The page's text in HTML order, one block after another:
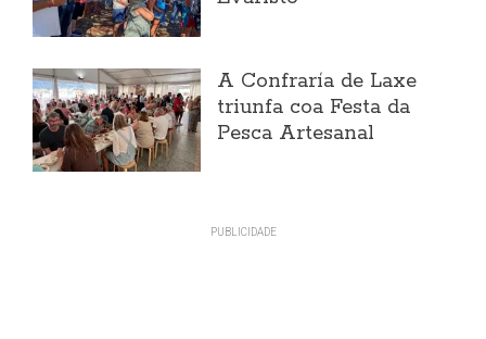
A Confraría de Laxe
triunfa coa Festa da
Pesca Artesanal